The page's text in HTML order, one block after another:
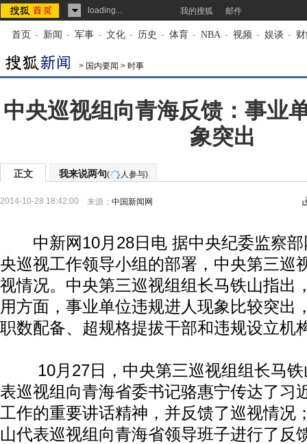
loading... 我的搜狐 邮件
首页 - 新闻 - 军事 - 文化 - 历史 - 体育 - NBA - 视频 - 娱谈 -
> 国内要闻 > 时事
中央巡视组向青海反馈：事业
象突出
正文 我来说两句( 人参与)
2014-10-28 18:42:00 来源： 中国新闻网
中新网10月28日电 据中央纪委监察部
央巡视工作领导小组的部署，中央第三巡
视情况。中央第三巡视组组长马铁山指出
用方面，事业单位违规进人现象比较突出
职数配备、超规格提拔干部和违规设立机
10月27日，中央第三巡视组组长马铁
表巡视组向青海省委书记骆惠宁传达了习
工作的重要讲话精神，并反馈了巡视情况
山代表巡视组向青海省领导班子进行了反